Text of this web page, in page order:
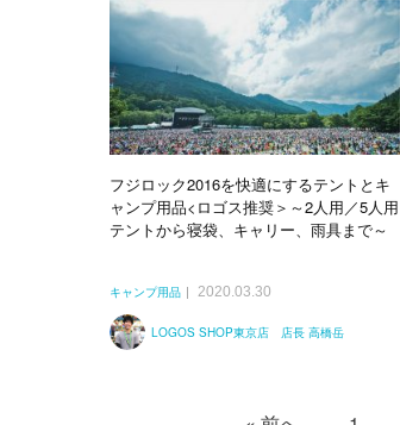
フジロック2016を快適にするテントとキ
ャンプ用品<ロゴス推奨＞～2人用／5人用
テントから寝袋、キャリー、雨具まで～
キャンプ用品 2020.03.30
LOGOS SHOP東京店 店長 高橋岳